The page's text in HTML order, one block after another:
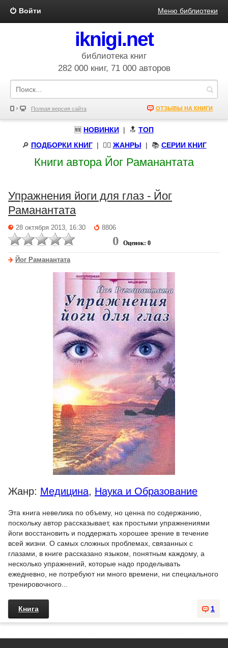
Войти Меню библиотеки
iknigi.net
библиотека книг
282 000 книг, 71 000 авторов
Полная версия сайта ОТЗЫВЫ НА КНИГИ
🆕 НОВИНКИ | 🔝 ТОП
🔎 ПОДБОРКИ КНИГ| 🧝‍♀️ ЖАНРЫ | 📚 СЕРИИ КНИГ
Книги автора Йог Раманантата
Упражнения йоги для глаз - Йог
Раманантата
28 октября 2013, 16:30 8806
0 Оценок: 0
Йог Раманантата
Жанр: Медицина, Наука и Образование
Эта книга невелика по объему, но ценна по содержанию,
поскольку автор рассказывает, как простыми упражнениями
йоги восстановить и поддержать хорошее зрение в течение
всей жизни. О самых сложных проблемах, связанных с
глазами, в книге рассказано языком, понятным каждому, а
несколько упражнений, которые надо проделывать
ежедневно, не потребуют ни много времени, ни специального
тренировочного...
1
Книга